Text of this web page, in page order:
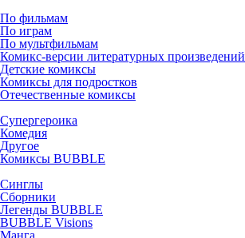
По фильмам
По играм
По мультфильмам
Комикс-версии литературных произведений
Детские комиксы
Комиксы для подростков
Отечественные комиксы
Супергероика
Комедия
Другое
Комиксы BUBBLE
Синглы
Сборники
Легенды BUBBLE
BUBBLE Visions
Манга